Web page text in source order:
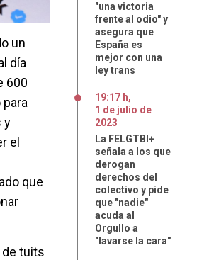
un
día
600
y
el
que
tuits
"una victoria
frente al odio" y
asegura que
España es
mejor con una
ley trans
19:17 h,
1 de julio de
2023
La FELGTBI+
señala a los que
derogan
derechos del
colectivo y pide
que "nadie"
acuda al
Orgullo a
"lavarse la cara"